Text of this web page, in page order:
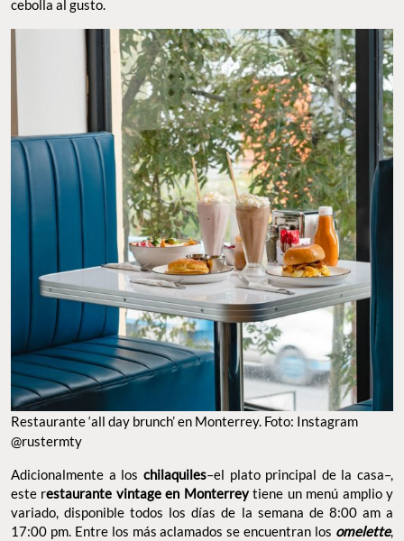
cebolla al gusto.
Restaurante ‘all day brunch’ en Monterrey. Foto: Instagram
@rustermty
Adicionalmente a los chilaquiles–el plato principal de la casa–,
este restaurante vintage en Monterreytiene un menú amplio y
variado, disponible todos los días de la semana de 8:00 am a
17:00 pm. Entre los más aclamados se encuentran los omelette,